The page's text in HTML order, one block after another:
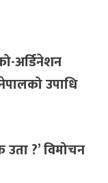
अर्डिनेशन
उपाधि
उता ?’ विमोचन